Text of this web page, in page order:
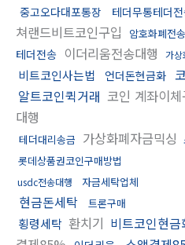
중고오다대포통장 테더무통테더
쳐랜드비트코인구입
암호화폐전
테더전송 이더리움전송대행 가상
비트코인사는법 언더돈현금화
알트코인퀵거래 코인 계좌이체
대행
테더대리송금 가상화폐자금믹싱
롯데상품권코인구매방법
usdc전송대행 자금세탁업체
현금돈세탁 트론구매
횡령세탁 환치기 비트코인현금